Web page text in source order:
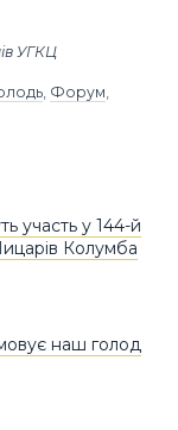
УГКЦ
, Форум,
участь у 144-й
Колумба
наш голод